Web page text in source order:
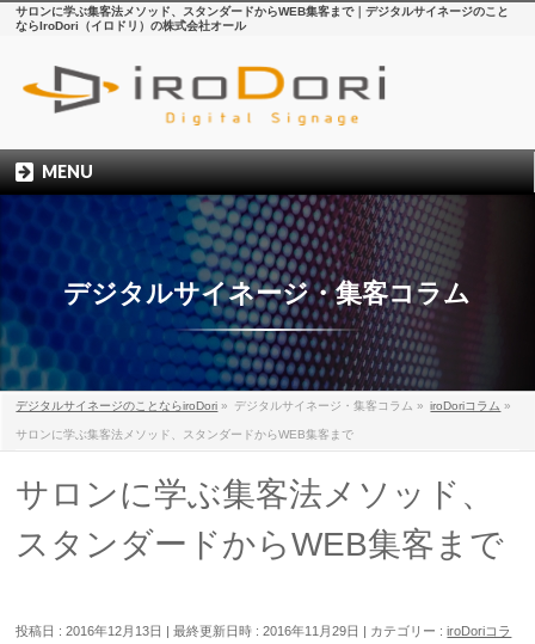
サロンに学ぶ集客法メソッド、スタンダードからWEB集客まで｜デジタルサイネージのこと
ならIroDori（イロドリ）の株式会社オール
MENU
デジタルサイネージ・集客コラム
デジタルサイネージのことならiroDori » デジタルサイネージ・集客コラム » iroDoriコラム »
サロンに学ぶ集客法メソッド、スタンダードからWEB集客まで
サロンに学ぶ集客法メソッド、
スタンダードからWEB集客まで
投稿日 : 2016年12月13日 最終更新日時 : 2016年11月29日 カテゴリー :iroDoriコラ